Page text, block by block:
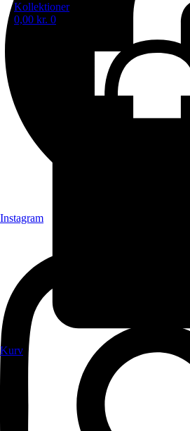
Kollektioner
0,00 kr. 0
Kurv
Instagram